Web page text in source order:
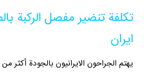
تكلفة تنضير مفصل الركبة
ايران
يهتم الجراحون الايرانيون بالجودة أكثر